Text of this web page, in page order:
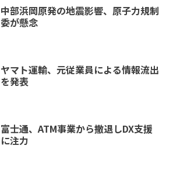
中部浜岡原発の地震影響、原子力規制
委が懸念
ヤマト運輸、元従業員による情報流出
を発表
富士通、ATM事業から撤退しDX支援
に注力